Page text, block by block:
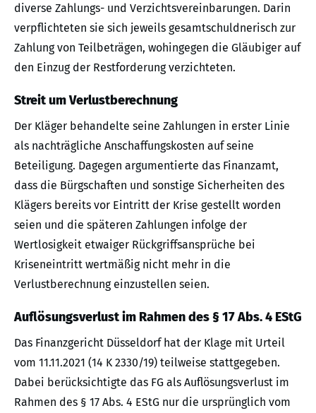
diverse Zahlungs- und Verzichtsvereinbarungen. Darin
verpflichteten sie sich jeweils gesamtschuldnerisch zur
Zahlung von Teilbeträgen, wohingegen die Gläubiger auf
den Einzug der Restforderung verzichteten.
Streit um Verlustberechnung
Der Kläger behandelte seine Zahlungen in erster Linie
als nachträgliche Anschaffungskosten auf seine
Beteiligung. Dagegen argumentierte das Finanzamt,
dass die Bürgschaften und sonstige Sicherheiten des
Klägers bereits vor Eintritt der Krise gestellt worden
seien und die späteren Zahlungen infolge der
Wertlosigkeit etwaiger Rückgriffsansprüche bei
Kriseneintritt wertmäßig nicht mehr in die
Verlustberechnung einzustellen seien.
Auflösungsverlust im Rahmen des § 17 Abs. 4 EStG
Das Finanzgericht Düsseldorf hat der Klage mit Urteil
vom 11.11.2021 (14 K 2330/19) teilweise stattgegeben.
Dabei berücksichtigte das FG als Auflösungsverlust im
Rahmen des § 17 Abs. 4 EStG nur die ursprünglich vom